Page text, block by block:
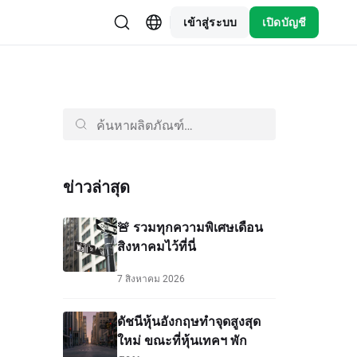
เข้าสู่ระบบ เปิดบัญชี
ข่าวล่าสุด
🚨 รวมทุกความพิเศษเดือน
สิงหาคมไว้ที่นี่
7 สิงหาคม 2026
ดัชนีหุ้นอังกฤษทำจุดสูงสุด
ใหม่ ขณะที่หุ้นเทคฯ พัก